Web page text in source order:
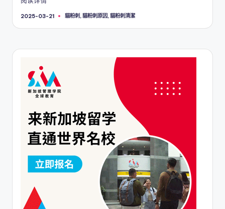
2025-03-21
Tags: 貓粉刺,貓粉刺原因,貓粉刺清潔